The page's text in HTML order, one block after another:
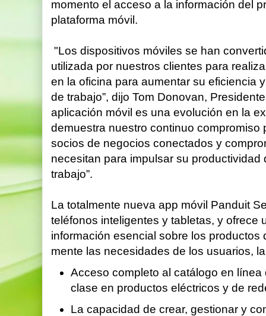
momento el acceso a la información del
plataforma móvil.
"Los dispositivos móviles se han
utilizada por nuestros clientes para
en la oficina para aumentar su eficiencia
de trabajo”, dijo Tom Donovan,
aplicación móvil es una evolución en la
demuestra nuestro continuo compromiso
socios de negocios conectados y
necesitan para impulsar su
trabajo”.
La totalmente nueva app móvil Panduit
teléfonos inteligentes y tabletas, y ofrece
información esencial sobre los
mente las necesidades de los usuarios,
Acceso completo al catálogo en
clase en productos eléctricos y de
La capacidad de crear, gestionar y